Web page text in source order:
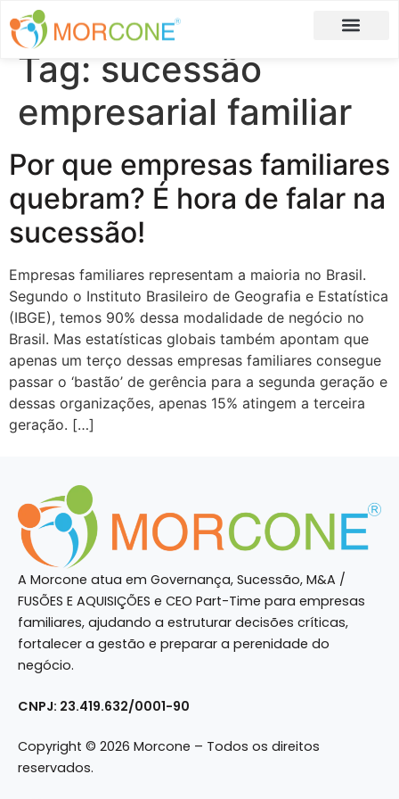
Tag: sucessão
empresarial familiar
Por que empresas familiares
quebram? É hora de falar na
sucessão!
Empresas familiares representam a maioria no Brasil.
Segundo o Instituto Brasileiro de Geografia e Estatística
(IBGE), temos 90% dessa modalidade de negócio no
Brasil. Mas estatísticas globais também apontam que
apenas um terço dessas empresas familiares consegue
passar o ‘bastão’ de gerência para a segunda geração e
dessas organizações, apenas 15% atingem a terceira
geração. […]
A Morcone atua em Governança, Sucessão, M&A /
FUSÕES E AQUISIÇÕES e CEO Part-Time para empresas
familiares, ajudando a estruturar decisões críticas,
fortalecer a gestão e preparar a perenidade do
negócio.
CNPJ: 23.419.632/0001-90
Copyright © 2026 Morcone – Todos os direitos
reservados.